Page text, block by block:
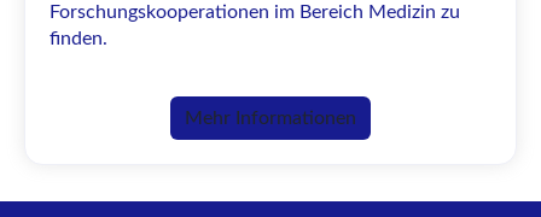
Forschungskooperationen im Bereich Medizin zu
finden.
Mehr Informationen